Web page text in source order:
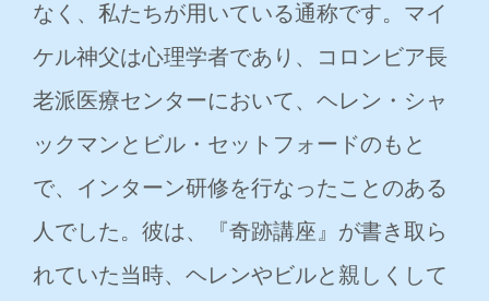
なく、私たちが用いている通称です。マイ
ケル神父は心理学者であり、コロンビア長
老派医療センターにおいて、ヘレン・シャ
ックマンとビル・セットフォードのもと
で、インターン研修を行なったことのある
人でした。彼は、『奇跡講座』が書き取ら
れていた当時、ヘレンやビルと親しくして